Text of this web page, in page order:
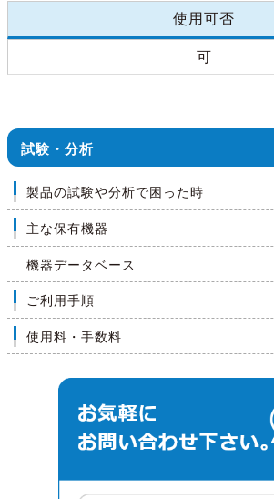
使用可否
可
試験・分析
製品の試験や分析で困った時
主な保有機器
機器データベース
ご利用手順
使用料・手数料